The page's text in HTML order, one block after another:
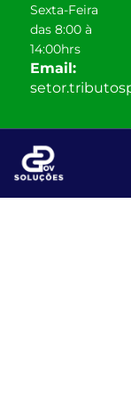
Sexta-Feira
das 8:00 à
14:00hrs
Email: